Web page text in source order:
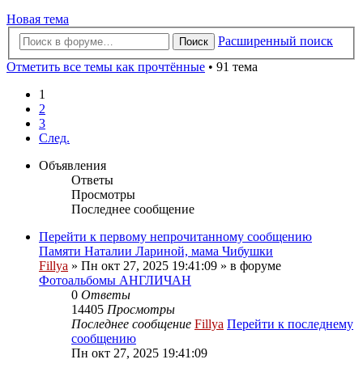
Новая тема
Поиск
Расширенный поиск
Отметить все темы как прочтённые • 91 тема
1
2
3
След.
Объявления
Ответы
Просмотры
Последнее сообщение
Перейти к первому непрочитанному сообщению
Памяти Наталии Лариной, мама Чибушки
Fillya » Пн окт 27, 2025 19:41:09 » в форуме
Фотоальбомы АНГЛИЧАН
0 Ответы
14405 Просмотры
Последнее сообщение Fillya Перейти к последнему
сообщению
Пн окт 27, 2025 19:41:09